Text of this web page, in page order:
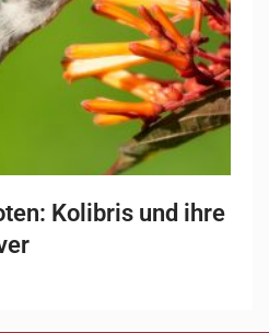
Kolibris und ihre